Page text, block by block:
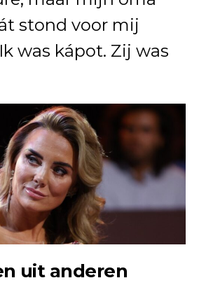
stond voor mij
was kápot. Zij was
uit anderen